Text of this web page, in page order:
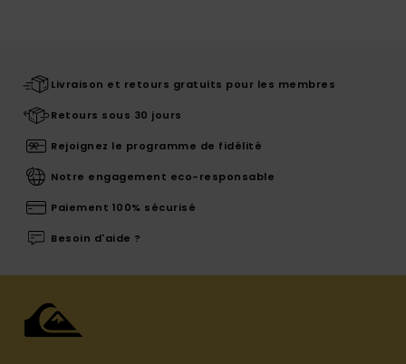
Livraison et retours gratuits pour les membres
Retours sous 30 jours
Rejoignez le programme de fidélité
Notre engagement eco-responsable
Paiement 100% sécurisé
Besoin d'aide ?